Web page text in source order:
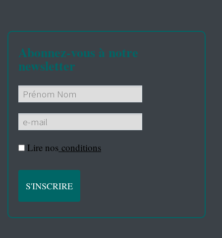
Abonnez-vous à notre
newsletter
Lire nos conditions